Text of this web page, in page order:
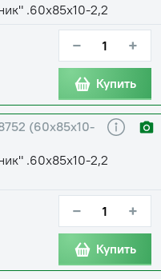
.60х85х10-2,2
− +
Купить
(60х85х10-
.60х85х10-2,2
− +
Купить